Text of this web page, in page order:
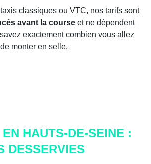
classiques ou VTC, nos tarifs sont
avant la course et ne dépendent
exactement combien vous allez
monter en selle.
HAUTS-DE-SEINE :
DESSERVIES